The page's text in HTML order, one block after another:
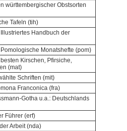
württembergischer Obstsorten
Tafeln (tih)
Handbuch der
Monatshefte (pom)
Kirschen, Pfirsiche,
(mat)
Schriften (mit)
Franconica (fra)
Gotha u.a.: Deutschlands
Führer (erf)
Arbeit (nda)